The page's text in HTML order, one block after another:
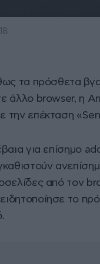
τα πρόσθετα
άλλο browser, η
την επέκταση
για επίσημο
από τον
το